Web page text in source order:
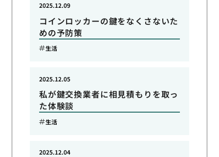
コインロッカーの鍵をなくさないた
めの予防策
2025.12.09
生活
私が鍵交換業者に相見積もりを取っ
た体験談
2025.12.05
生活
2025.12.04